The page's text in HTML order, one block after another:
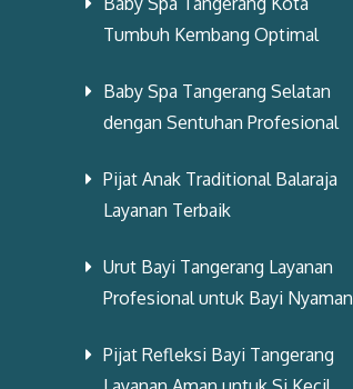
Tumbuh Kembang Optimal
Baby Spa Tangerang Selatan
dengan Sentuhan Profesional
Pijat Anak Traditional Balaraja
Layanan Terbaik
Urut Bayi Tangerang Layanan
Profesional untuk Bayi Nyaman
Pijat Refleksi Bayi Tangerang